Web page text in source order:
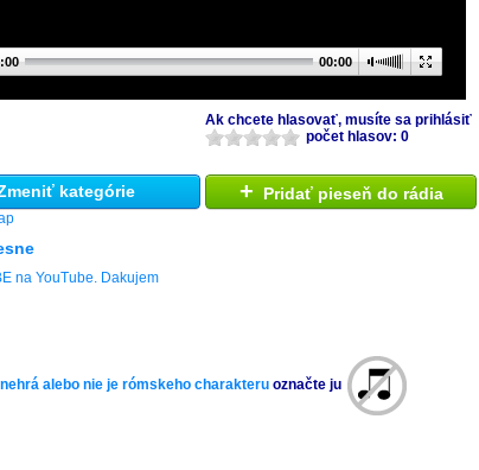
00:00
Ak chcete hlasovať, musíte sa prihlásiť
počet hlasov: 0
kategórie + Pridať pieseň do rádia
na YouTube. Dakujem
alebo nie je rómskeho charakteru označte ju